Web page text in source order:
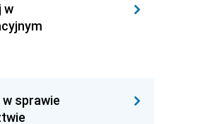
w
w sprawie